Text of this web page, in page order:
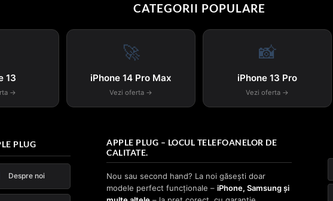
CATEGORII POPULARE
13
→
🚀
iPhone 14 Pro Max
Vezi oferta →
📸
iPhone 13 Pro
Vezi oferta →
PLUG
Despre noi
APPLE PLUG – LOCUL TELEFOANELOR DE
CALITATE.
Nou sau second hand? La noi găsești doar
modele perfect funcționale – iPhone, Samsung și